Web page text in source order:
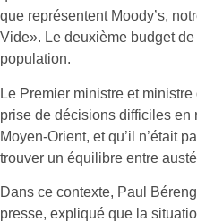
que représentent Moody’s,
Vide». Le deuxième budget
population.
Le Premier ministre et
prise de décisions difficiles en
Moyen-Orient, et qu’il n’était
trouver un équilibre entre
Dans ce contexte, Paul
presse, expliqué que la